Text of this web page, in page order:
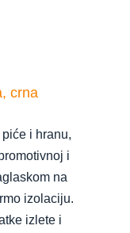
crna
i hranu,
i
na
izolaciju.
izlete i